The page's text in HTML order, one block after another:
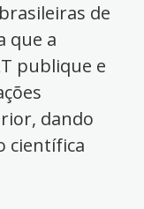
de
que a
publique e
dando
científica